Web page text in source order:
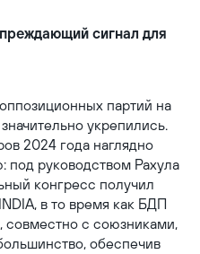
сигнал для
партий на
укрепились.
2024 года наглядно
под руководством Рахула
конгресс получил
в то время как БДП
совместно с союзниками,
обеспечив